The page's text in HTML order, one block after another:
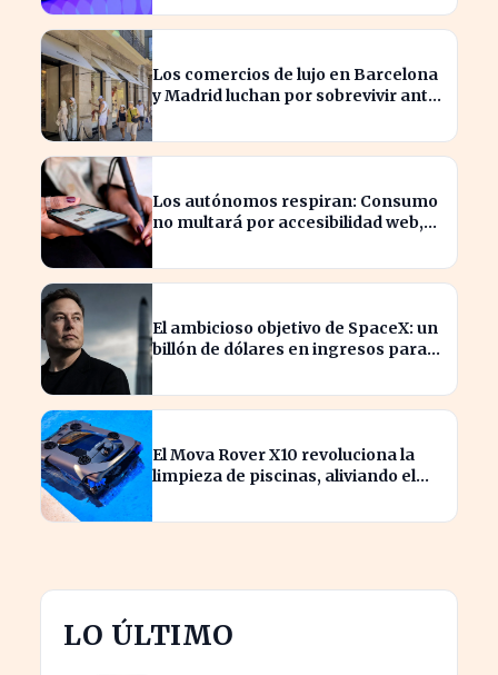
Los comercios de lujo en Barcelona
y Madrid luchan por sobrevivir ante
Los autónomos respiran: Consumo
no multará por accesibilidad web,
El ambicioso objetivo de SpaceX: un
billón de dólares en ingresos para
El Mova Rover X10 revoluciona la
limpieza de piscinas, aliviando el
LO ÚLTIMO